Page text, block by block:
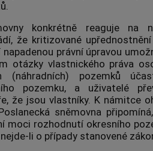
konkrétně reaguje na
že kritizované
právní úpravou
otázky vlastnického práva
pozemků
pozemku, a uživatelé
že jsou vlastníky. K námitce
sněmovna
moci rozhodnutí okresního
li o případy stanovené